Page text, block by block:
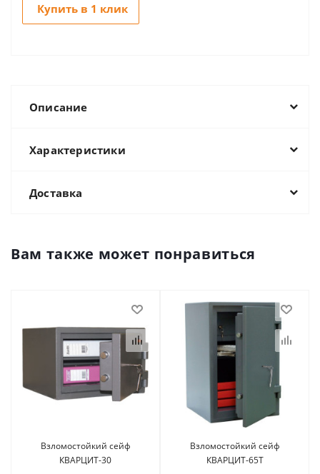
Купить в 1 клик
Описание
Характеристики
Доставка
Вам также может понравиться
Взломостойкий сейф
КВАРЦИТ-30
Взломостойкий сейф
КВАРЦИТ-65T